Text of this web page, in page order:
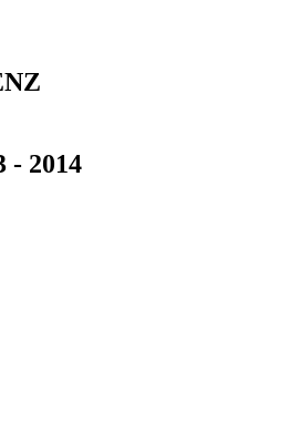
- 2014